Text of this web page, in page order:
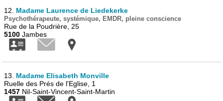
12. Madame Laurence de Liedekerke
Psychothérapeute, systémique, EMDR, pleine conscience
Rue de la Poudrière, 25
5100 Jambes
13. Madame Elisabeth Monville
Ruelle des Prés de l'Eglise, 1
1457 Nil-Saint-Vincent-Saint-Martin